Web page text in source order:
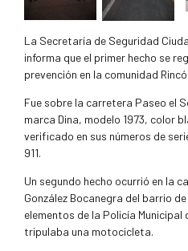
La Secretaría de Seguridad
informa que el primer hecho se
prevención en la comunidad
Fue sobre la carretera Paseo el
marca Dina, modelo 1973, color
verificado en sus números de
911.
Un segundo hecho ocurrió en la
González Bocanegra del barrio
elementos de la Policía
tripulaba una motocicleta.